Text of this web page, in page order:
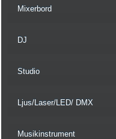
Mixerbord
DJ
Studio
Ljus/Laser/LED/ DMX
Musikinstrument